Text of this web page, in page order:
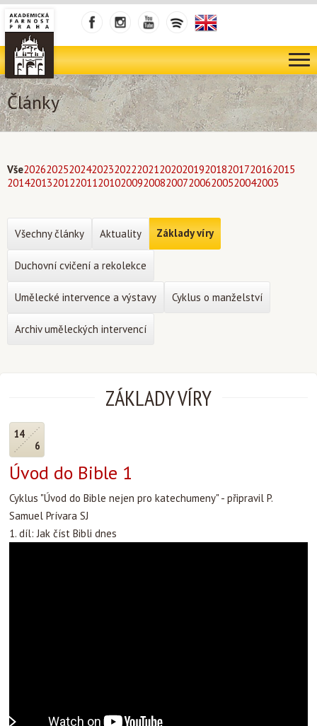
Články
Vše202620252024202320222021202020192018201720162015
201420132012201120102009200820072006200520042003
ZÁKLADY VÍRY
14
6
Úvod do Bible 1
Cyklus "Úvod do Bible nejen pro katechumeny" - připravil P.
Samuel Prívara SJ
1. díl: Jak číst Bibli dnes
Všechny články Aktuality Základy víry
Duchovní cvičení a rekolekce
Umělecké intervence a výstavy Cyklus o manželství
Archiv uměleckých intervencí